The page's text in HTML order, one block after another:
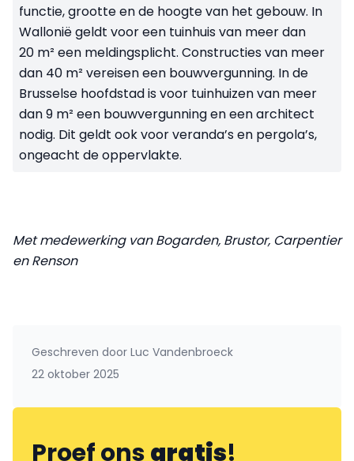
functie, grootte en de hoogte van het gebouw. In
Wallonië geldt voor een tuinhuis van meer dan
20 m² een meldingsplicht. Constructies van meer
dan 40 m² vereisen een bouwvergunning. In de
Brusselse hoofdstad is voor tuinhuizen van meer
dan 9 m² een bouwvergunning en een architect
nodig. Dit geldt ook voor veranda’s en pergola’s,
ongeacht de oppervlakte.
Met medewerking van Bogarden, Brustor, Carpentier
en Renson
Geschreven door Luc Vandenbroeck
22 oktober 2025
Proef onsgratis!